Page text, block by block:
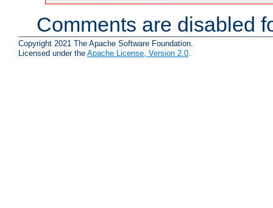
Comments are disabled
Copyright 2021 The Apache Software Foundation.
Licensed under the Apache License, Version 2.0.